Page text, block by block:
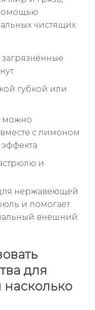
чистящих
губкой или
можно
с лимоном
и
нержавеющей
и помогает
внешний
для
насколько